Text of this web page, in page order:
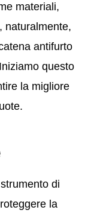
materiali,
naturalmente,
antifurto
questo
la migliore
di
la